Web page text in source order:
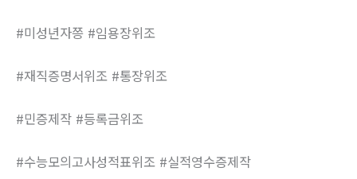
#미성년자쯩 #임용장위조
#재직증명서위조 #통장위조
#민증제작 #등록금위조
#수능모의고사성적표위조 #실적영수증제작